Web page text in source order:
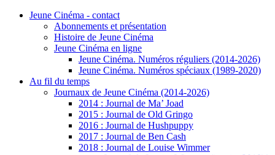
Jeune Cinéma - contact
Abonnements et présentation
Histoire de Jeune Cinéma
Jeune Cinéma en ligne
Jeune Cinéma. Numéros réguliers (2014-2026)
Jeune Cinéma. Numéros spéciaux (1989-2020)
Au fil du temps
Journaux de Jeune Cinéma (2014-2026)
2014 : Journal de Ma’ Joad
2015 : Journal de Old Gringo
2016 : Journal de Hushpuppy
2017 : Journal de Ben Cash
2018 : Journal de Louise Wimmer